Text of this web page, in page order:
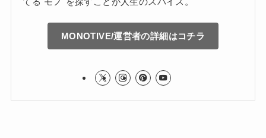
MONOTIVE/運営者の詳細はコチラ